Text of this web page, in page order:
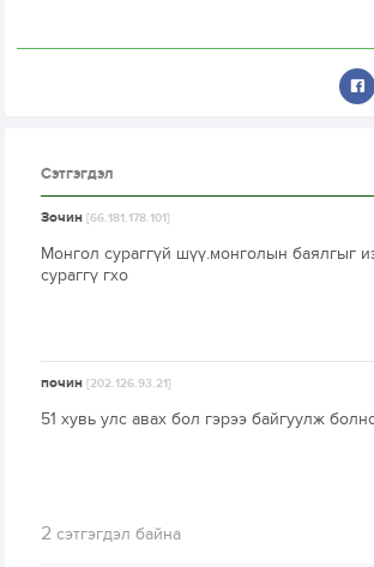
Сэтгэгдэл
Зочин[66.181.178.101]
Монгол сураггүй шүү.монголын баялгыг
сураггү гхо
почин[202.126.93.21]
51 хувь улс авах бол гэрээ байгуулж
2 сэтгэгдэл байна